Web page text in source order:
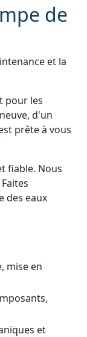
de
et la
pour les
d'un
prête à vous
fiable. Nous
des eaux
mise en
et